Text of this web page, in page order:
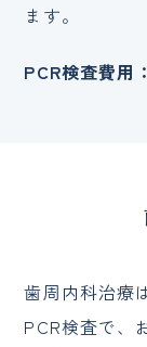
ます。
PCR検査費用
歯周内科治療
PCR検査で、